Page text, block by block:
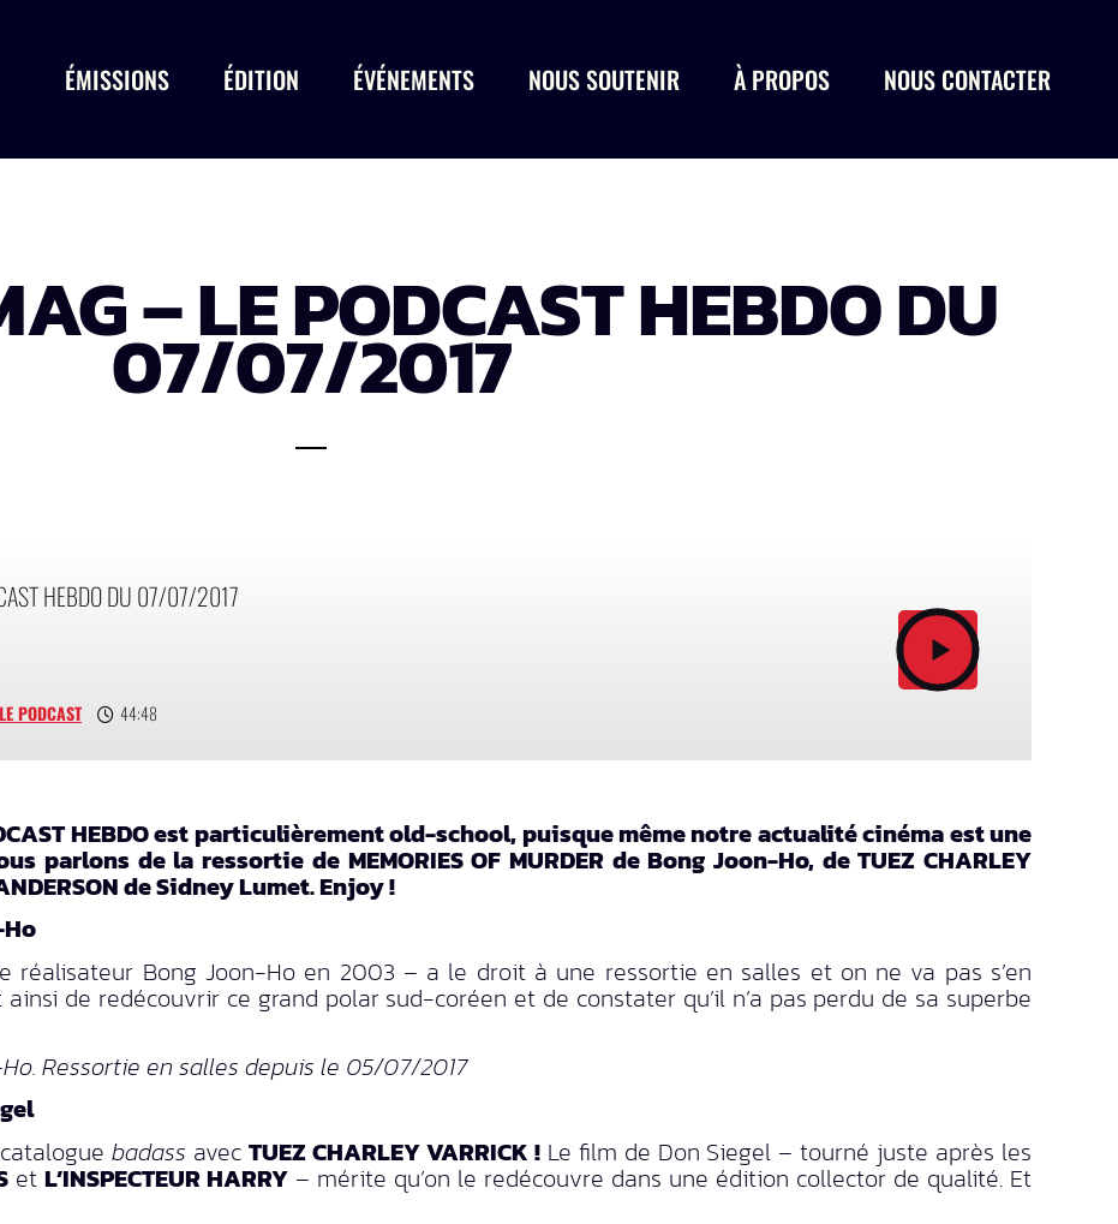
ÉMISSIONS ÉDITION ÉVÉNEMENTS NOUS SOUTENIR À PROPOS NOUS CONTACTER
– LE PODCAST HEBDO DU
07/07/2017
HEBDO DU 07/07/2017
PODCAST 44:48
HEBDO est particulièrement old-school, puisque même notre actualité cinéma est une
parlons de la ressortie de MEMORIES OF MURDER de Bong Joon-Ho, de TUEZ CHARLEY
de Sidney Lumet. Enjoy !
Ho
réalisateur Bong Joon-Ho en 2003 – a le droit à une ressortie en salles et on ne va pas s’en
de redécouvrir ce grand polar sud-coréen et de constater qu’il n’a pas perdu de sa superbe
Ressortie en salles depuis le 05/07/2017
badass avecTUEZ CHARLEY VARRICK !Le film de Don Siegel – tourné juste après les
et L’INSPECTEUR HARRY – mérite qu’on le redécouvre dans une édition collector de qualité. Et